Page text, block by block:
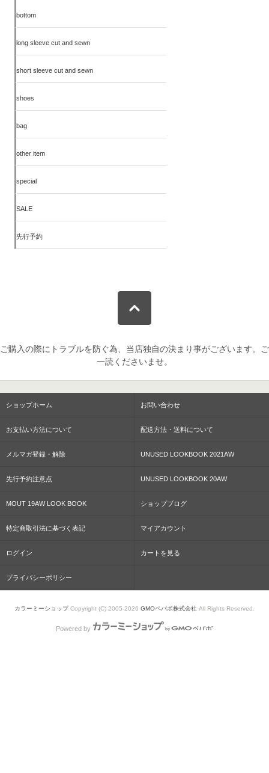
bottom
long sleeve cut and sewn
short sleeve cut and sewn
shoes
bag
other item
special
SALE
先行予約
ご購入の際にトラブルを防ぐ為、当店独自の決まり事がございます。ご
一読くださいませ。
ショップホーム お問い合わせ
お支払い方法について 配送方法・送料について
メルマガ登録・解除 UNUSED LOOKBOOK 2021AW
先行予約注意点 UNUSED LOOKBOOK 20AW
MOUT 19AW LOOK BOOK ショップブログ
特定商取引法に基づく表記 マイアカウント
ログイン カートを見る
プライバシーポリシー
カラーミーショップCopyright (C) 2005-2026 GMOペパボ株式会社 All Rights Reserved.
Powered by